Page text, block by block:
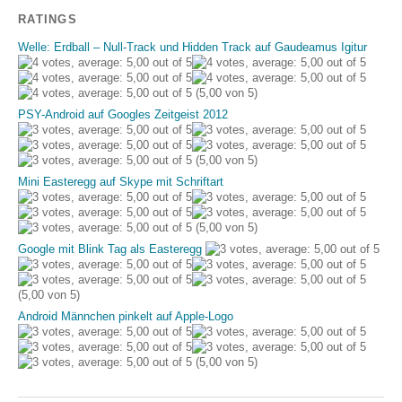
RATINGS
Welle: Erdball – Null-Track und Hidden Track auf Gaudeamus Igitur
(5,00 von 5)
PSY-Android auf Googles Zeitgeist 2012
(5,00 von 5)
Mini Easteregg auf Skype mit Schriftart
(5,00 von 5)
Google mit Blink Tag als Easteregg
(5,00 von 5)
Android Männchen pinkelt auf Apple-Logo
(5,00 von 5)